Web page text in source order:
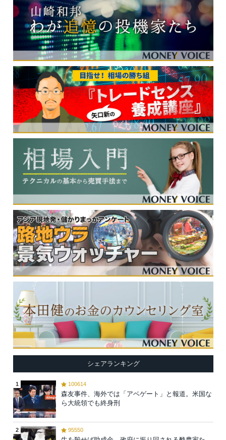
シェアランキング
1 100614
森友事件、海外では「アベゲート」と報道。米国な
ら大統領でも終身刑
2 95550